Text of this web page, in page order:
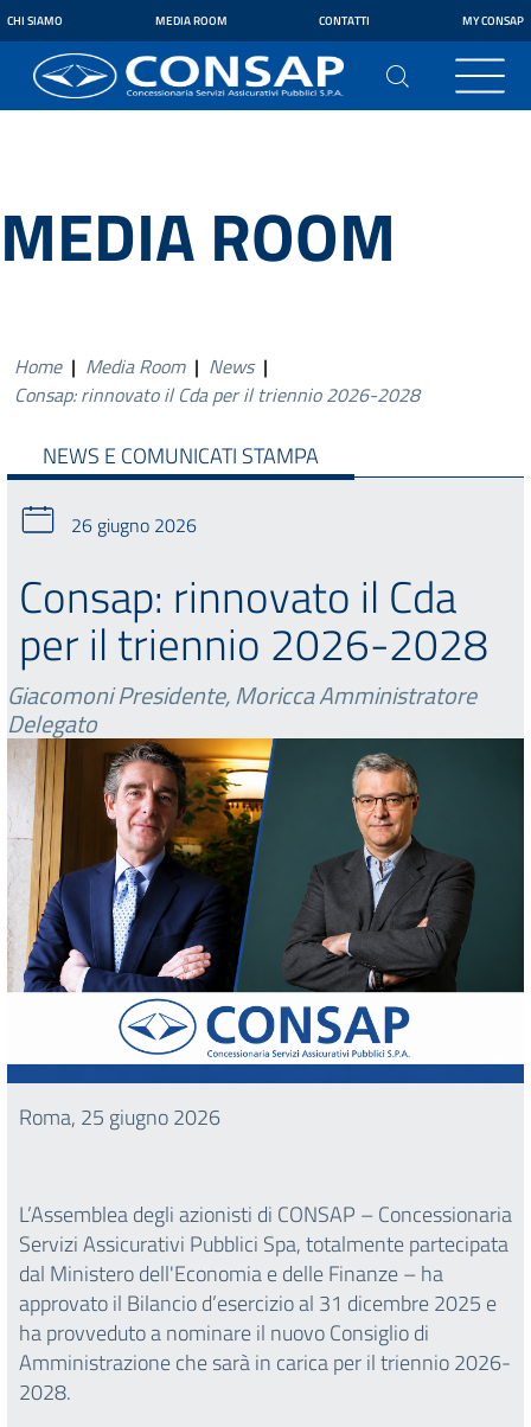
CHI SIAMO MEDIA ROOM CONTATTI MY CONSAP
MEDIA ROOM
Home | Media Room | News |
Consap: rinnovato il Cda per il triennio 2026-2028
NEWS E COMUNICATI STAMPA
26 giugno 2026
Consap: rinnovato il Cda
per il triennio 2026-2028
Giacomoni Presidente, Moricca Amministratore
Delegato
Roma, 25 giugno 2026
L’Assemblea degli azionisti di CONSAP – Concessionaria
Servizi Assicurativi Pubblici Spa, totalmente partecipata
dal Ministero dell'Economia e delle Finanze – ha
approvato il Bilancio d’esercizio al 31 dicembre 2025 e
ha provveduto a nominare il nuovo Consiglio di
Amministrazione che sarà in carica per il triennio 2026-
2028.